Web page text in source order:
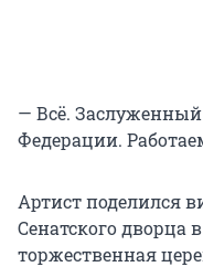
— Всё. Заслуженный
Федерации.
Артист поделился
Сенатского дворца
торжественная